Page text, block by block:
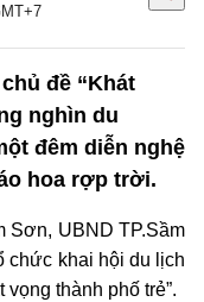
đề “Khát
nghìn du
đêm diễn nghệ
hoa rợp trời.
Sơn, UBND TP.Sầm
chức khai hội du lịch
thành phố trẻ”.